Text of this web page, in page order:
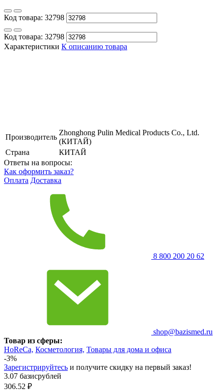
Код товара: 32798
Код товара: 32798
Характеристики К описанию товара
Производитель
Zhonghong Pulin Medical Products Co., Ltd.
(КИТАЙ)
Страна
КИТАЙ
Ответы на вопросы:
Как оформить заказ?
Оплата Доставка
8 800 200 20 62
shop@bazismed.ru
Товар из сферы:
HoReCa, Косметология, Товары для дома и офиса
-3%
Зарегистрируйтесь и получите скидку на первый заказ!
3.07 базисрублей
306.52 ₽